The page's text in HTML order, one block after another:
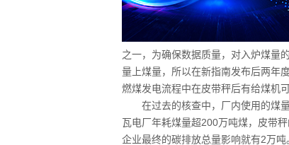
之一，为确保数据质量，对入炉煤量
量上煤量，所以在新指南发布后两年
燃煤发电流程中在皮带秤后有给煤机
在过去的核查中，厂内使用的煤量
瓦电厂年耗煤量超200万吨煤，皮带
企业最终的碳排放总量影响就有2万吨